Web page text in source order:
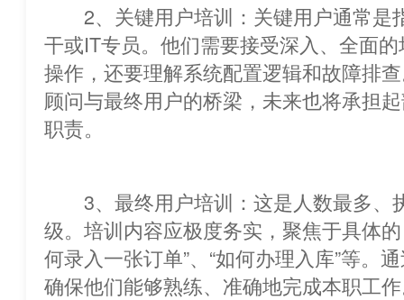
2、关键用户培训：关键用户通常是
干或IT专员。他们需要接受深入、全面
操作，还要理解系统配置逻辑和故障排
顾问与最终用户的桥梁，未来也将承担起
职责。
3、最终用户培训：这是人数最多、
级。培训内容应极度务实，聚焦于具体
何录入一张订单”、“如何办理入库”等。
确保他们能够熟练、准确地完成本职工